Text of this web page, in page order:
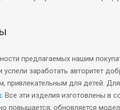
предлагаемых нашим
заработать авторитет
для детей.
. Все эти изделия изготовлены в
повышается, обновляется